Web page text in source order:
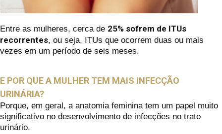
Entre as mulheres, cerca de 25% sofrem de ITUs
recorrentes, ou seja, ITUs que ocorrem duas ou mais
vezes em um período de seis meses.
E POR QUE A MULHER TEM MAIS INFECÇÃO
URINÁRIA?
Porque, em geral, a anatomia feminina tem um papel muito
significativo no desenvolvimento de infecções no trato
urinário.